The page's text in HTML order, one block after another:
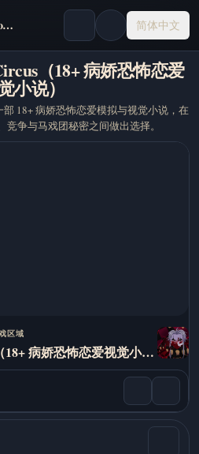
Kingdom of Marionettes 简体中文
（18+ 病娇恐怖恋爱
小说）
部 18+ 病娇恐怖恋爱模拟与视觉小说，在
竞争与马戏团秘密之间做出选择。
区域
在线玩 The Freak Circus（18+ 病娇恐怖恋爱视觉小说）